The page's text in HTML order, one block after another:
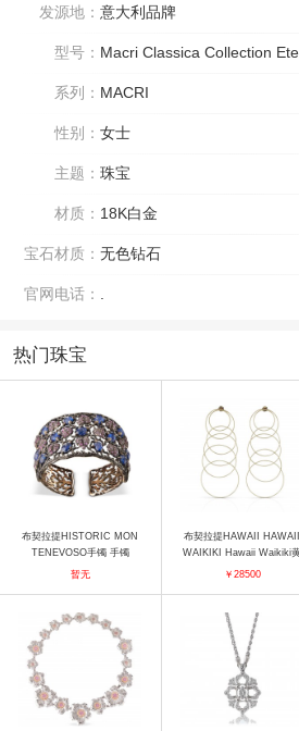
发源地： 意大利品牌
型号： Macri Classica Collection
系列： MACRI
性别： 女士
主题： 珠宝
材质： 18K白金
宝石材质： 无色钻石
官网电话：
热门珠宝
布契拉提HISTORIC MON
TENEVOSO手镯 手镯
暂无
布契拉提HAWAII HAWAII
WAIKIKI Hawaii Waikiki
金吊坠耳环 耳饰
￥28500